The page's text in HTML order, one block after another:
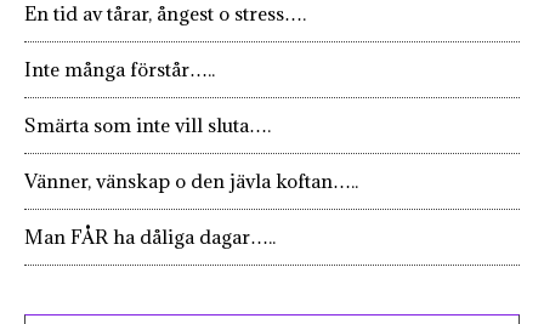
En tid av tårar, ångest o stress….
Inte många förstår…..
Smärta som inte vill sluta….
Vänner, vänskap o den jävla koftan…..
Man FÅR ha dåliga dagar…..